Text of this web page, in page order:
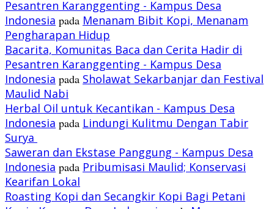
Pesantren Karanggenting - Kampus Desa
Indonesia pada Menanam Bibit Kopi, Menanam
Pengharapan Hidup
Bacarita, Komunitas Baca dan Cerita Hadir di
Pesantren Karanggenting - Kampus Desa
Indonesia pada Sholawat Sekarbanjar dan Festival
Maulid Nabi
Herbal Oil untuk Kecantikan - Kampus Desa
Indonesia pada Lindungi Kulitmu Dengan Tabir
Surya
Saweran dan Ekstase Panggung - Kampus Desa
Indonesia pada Pribumisasi Maulid; Konservasi
Kearifan Lokal
Roasting Kopi dan Secangkir Kopi Bagi Petani